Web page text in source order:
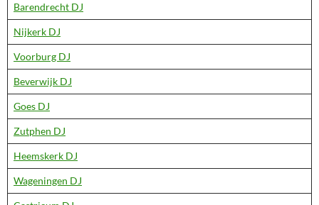
Barendrecht DJ
Nijkerk DJ
Voorburg DJ
Beverwijk DJ
Goes DJ
Zutphen DJ
Heemskerk DJ
Wageningen DJ